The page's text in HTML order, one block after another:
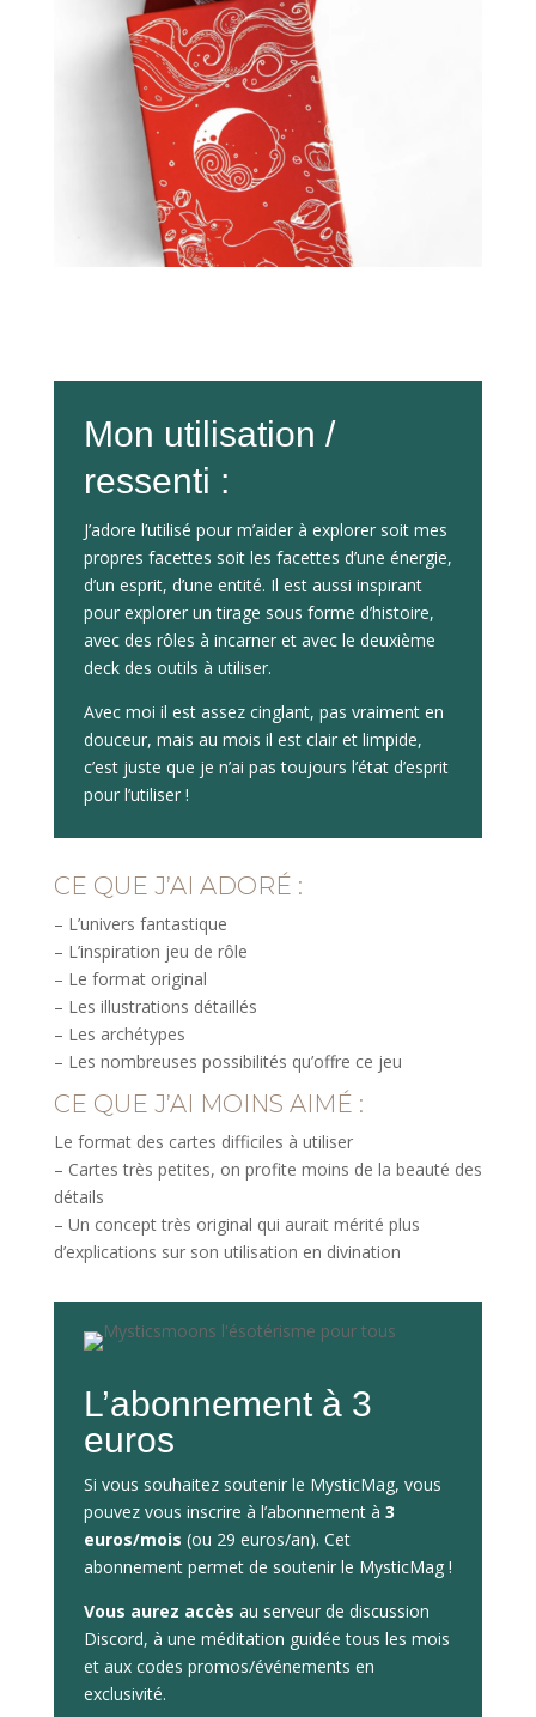
Mon utilisation /
ressenti :
J’adore l’utilisé pour m’aider à explorer soit mes
propres facettes soit les facettes d’une énergie,
d’un esprit, d’une entité. Il est aussi inspirant
pour explorer un tirage sous forme d’histoire,
avec des rôles à incarner et avec le deuxième
deck des outils à utiliser.
Avec moi il est assez cinglant, pas vraiment en
douceur, mais au mois il est clair et limpide,
c’est juste que je n’ai pas toujours l’état d’esprit
pour l’utiliser !
CE QUE J’AI ADORÉ :
– L’univers fantastique
– L’inspiration jeu de rôle
– Le format original
– Les illustrations détaillés
– Les archétypes
– Les nombreuses possibilités qu’offre ce jeu
CE QUE J’AI MOINS AIMÉ :
Le format des cartes difficiles à utiliser
– Cartes très petites, on profite moins de la beauté des
détails
– Un concept très original qui aurait mérité plus
d’explications sur son utilisation en divination
L’abonnement à 3
euros
Si vous souhaitez soutenir le MysticMag, vous
pouvez vous inscrire à l’abonnement à 3
euros/mois (ou 29 euros/an). Cet
abonnement permet de soutenir le MysticMag !
Vous aurez accès au serveur de discussion
Discord, à une méditation guidée tous les mois
et aux codes promos/événements en
exclusivité.